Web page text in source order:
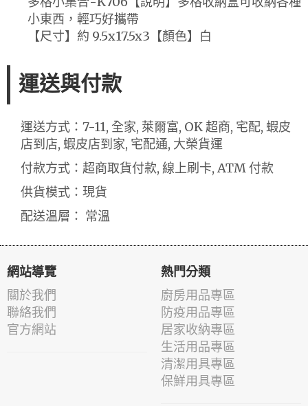
小東西，輕巧好攜帶
【尺寸】約 9.5x17.5x3【顏色】白
運送與付款
運送方式：7-11, 全家, 萊爾富, OK 超商, 宅配, 蝦皮
店到店, 蝦皮店到家, 宅配通, 大榮貨運
付款方式：超商取貨付款, 線上刷卡, ATM 付款
供貨模式：現貨
配送溫層： 常溫
網站導覽
關於我們
聯絡我們
官方網站
熱門分類
廚房用品專區
防疫用品專區
居家收納專區
生活用品專區
清潔用具專區
保鮮用具專區